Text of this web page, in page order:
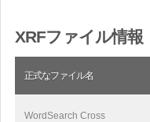
XRFファイル情報
正式なファイル名
WordSearch Cross